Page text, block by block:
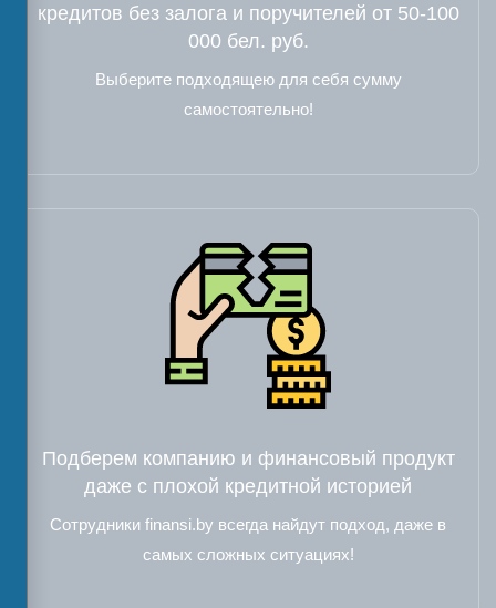
кредитов без залога и поручителей от 50-100
000 бел. руб.
Выберите подходящею для себя сумму
самостоятельно!
Подберем компанию и финансовый продукт
даже с плохой кредитной историей
Сотрудники finansi.by всегда найдут подход, даже в
самых сложных ситуациях!